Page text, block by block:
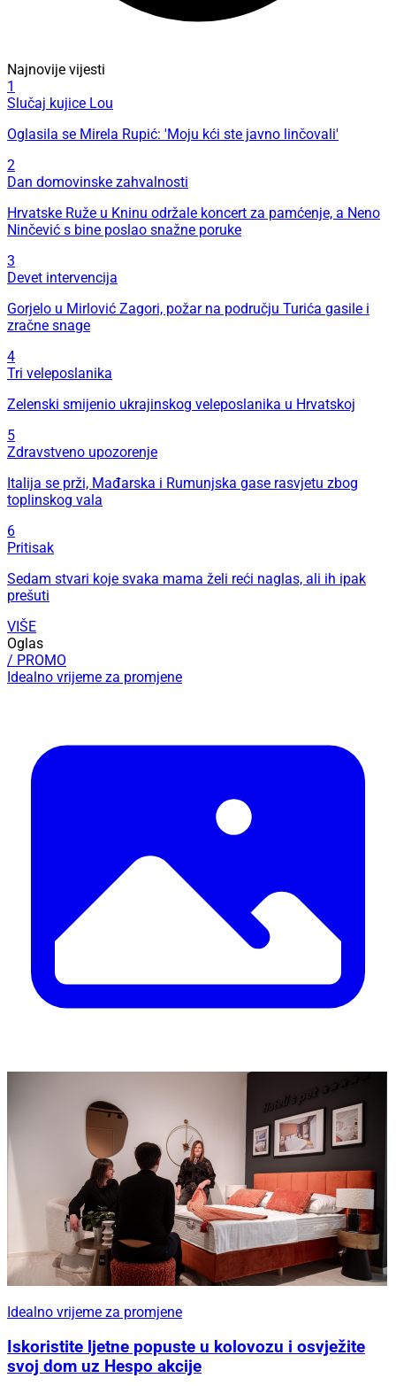
Najnovije vijesti
1
Slučaj kujice Lou
Oglasila se Mirela Rupić: 'Moju kći ste javno linčovali'
2
Dan domovinske zahvalnosti
Hrvatske Ruže u Kninu održale koncert za pamćenje, a Neno
Ninčević s bine poslao snažne poruke
3
Devet intervencija
Gorjelo u Mirlović Zagori, požar na području Turića gasile i
zračne snage
4
Tri veleposlanika
Zelenski smijenio ukrajinskog veleposlanika u Hrvatskoj
5
Zdravstveno upozorenje
Italija se prži, Mađarska i Rumunjska gase rasvjetu zbog
toplinskog vala
6
Pritisak
Sedam stvari koje svaka mama želi reći naglas, ali ih ipak
prešuti
VIŠE
Oglas
/ PROMO
Idealno vrijeme za promjene
Idealno vrijeme za promjene
Iskoristite ljetne popuste u kolovozu i osvježite
svoj dom uz Hespo akcije